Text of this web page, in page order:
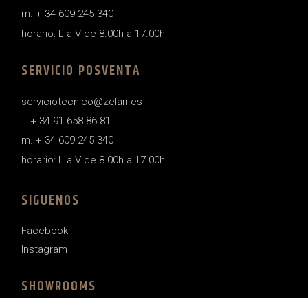
m. + 34 609 245 340
horario: L a V de 8.00h a 17.00h
SERVICIO POSVENTA
serviciotecnico@zelari.es
t. + 34 91 658 86 81
m. + 34 609 245 340
horario: L a V de 8.00h a 17.00h
SIGUENOS
Facebook
Instagram
SHOWROOMS